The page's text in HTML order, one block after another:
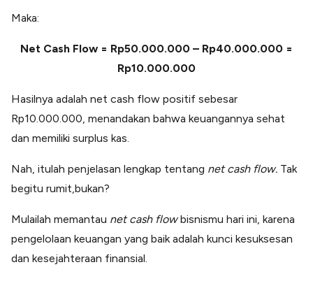
Maka:
Net Cash Flow = Rp50.000.000 – Rp40.000.000 =
Rp10.000.000
Hasilnya adalah net cash flow positif sebesar
Rp10.000.000, menandakan bahwa keuangannya sehat
dan memiliki surplus kas.
Nah, itulah penjelasan lengkap tentang net cash flow. Tak
begitu rumit,bukan?
Mulailah memantau net cash flowbisnismu hari ini, karena
pengelolaan keuangan yang baik adalah kunci kesuksesan
dan kesejahteraan finansial.